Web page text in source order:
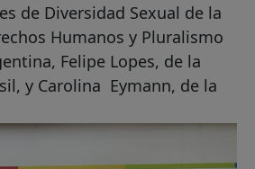
de Diversidad Sexual de la
Humanos y Pluralismo
Felipe Lopes, de la
y Carolina Eymann, de la